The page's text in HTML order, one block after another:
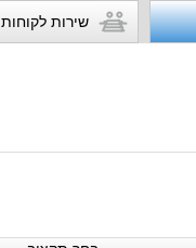
שירות לקוחות